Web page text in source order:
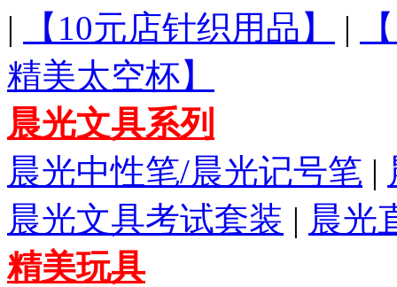
|
【10元店针织用品】 |
精美太空杯】
晨光文具系列
晨光中性笔/晨光记号笔 |
晨光文具考试套装 | 晨光
精美玩具